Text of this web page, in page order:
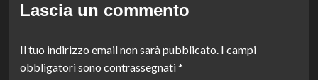
Lascia un commento
Il tuo indirizzo email non sarà pubblicato. I campi
obbligatori sono contrassegnati*